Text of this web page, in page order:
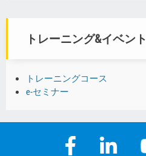
トレーニング&イベント
トレーニングコース
e-セミナー